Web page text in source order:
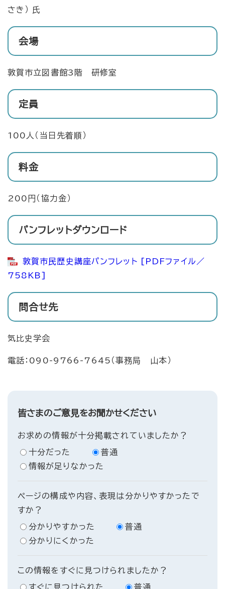
さき） 氏
会場
敦賀市立図書館3階 研修室
定員
100人（当日先着順）
料金
200円（協力金）
パンフレットダウンロード
敦賀市民歴史講座パンフレット [PDFファイル／
758KB]
問合せ先
気比史学会
電話：090-9766-7645（事務局 山本）
皆さまのご意見をお聞かせください
お求めの情報が十分掲載されていましたか？
十分だった
普通
情報が足りなかった
ページの構成や内容、表現は分かりやすかったで
すか？
分かりやすかった
普通
分かりにくかった
この情報をすぐに見つけられましたか？
すぐに見つけられた 普通